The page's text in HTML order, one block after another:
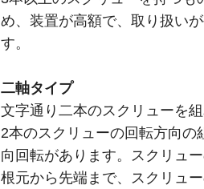
め、装置が高額で、取り扱い
す。
二軸タイプ
文字通り二本のスクリューを
2本のスクリューの回転方向
向回転があります。スクリュ
根元から先端まで、スクリュ